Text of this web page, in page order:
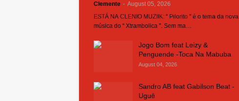
Clemente - August 05, 2026
ESTÁ NA CLENIO MUZIIK: “ Pilorito ” é o tema da nova
música do “ Xtrambolica ”. Sem ma…
Jogo Bom feat Leizy &
Penguende -Toca Na Mabuba
August 04, 2026
Sandro AB feat Gabilson Beat -
Uguê